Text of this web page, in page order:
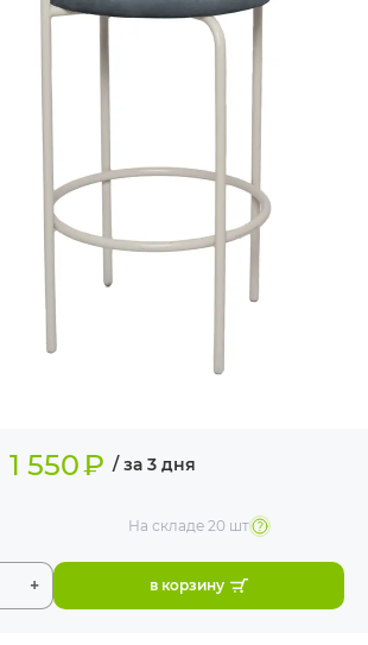
1 550₽ / за 3 дня
+
На складе 20 шт
в корзину